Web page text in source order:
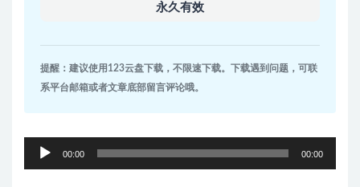
永久有效
提醒：建议使用123云盘下载，不限速下载。下载遇到问题，可联
系平台邮箱或者文章底部留言评论哦。
00:00 00:00